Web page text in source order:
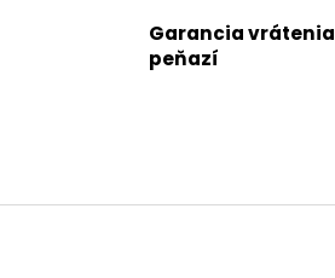
Garancia vrátenia
peňazí